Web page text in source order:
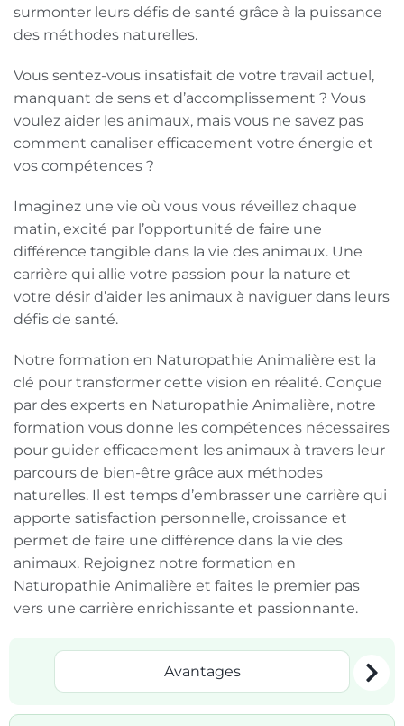
surmonter leurs défis de santé grâce à la puissance
des méthodes naturelles.
Vous sentez-vous insatisfait de votre travail actuel,
manquant de sens et d’accomplissement ? Vous
voulez aider les animaux, mais vous ne savez pas
comment canaliser efficacement votre énergie et
vos compétences ?
Imaginez une vie où vous vous réveillez chaque
matin, excité par l’opportunité de faire une
différence tangible dans la vie des animaux. Une
carrière qui allie votre passion pour la nature et
votre désir d’aider les animaux à naviguer dans leurs
défis de santé.
Notre formation en Naturopathie Animalière est la
clé pour transformer cette vision en réalité. Conçue
par des experts en Naturopathie Animalière, notre
formation vous donne les compétences nécessaires
pour guider efficacement les animaux à travers leur
parcours de bien-être grâce aux méthodes
naturelles. Il est temps d’embrasser une carrière qui
apporte satisfaction personnelle, croissance et
permet de faire une différence dans la vie des
animaux. Rejoignez notre formation en
Naturopathie Animalière et faites le premier pas
vers une carrière enrichissante et passionnante.
Avantages